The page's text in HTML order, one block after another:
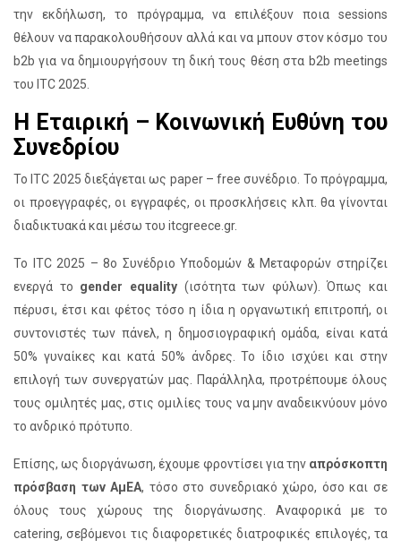
την εκδήλωση, το πρόγραμμα, να επιλέξουν ποια sessions
θέλουν να παρακολουθήσουν αλλά και να μπουν στον κόσμο του
b2b για να δημιουργήσουν τη δική τους θέση στα b2b meetings
του ITC 2025.
Η Εταιρική – Κοινωνική Ευθύνη του
Συνεδρίου
Το ITC 2025 διεξάγεται ως paper – free συνέδριο. Το πρόγραμμα,
οι προεγγραφές, οι εγγραφές, οι προσκλήσεις κλπ. θα γίνονται
διαδικτυακά και μέσω του itcgreece.gr.
Το ITC 2025 – 8ο Συνέδριο Υποδομών & Μεταφορών στηρίζει
ενεργά το gender equality(ισότητα των φύλων). Όπως και
πέρυσι, έτσι και φέτος τόσο η ίδια η οργανωτική επιτροπή, οι
συντονιστές των πάνελ, η δημοσιογραφική ομάδα, είναι κατά
50% γυναίκες και κατά 50% άνδρες. Το ίδιο ισχύει και στην
επιλογή των συνεργατών μας. Παράλληλα, προτρέπουμε όλους
τους ομιλητές μας, στις ομιλίες τους να μην αναδεικνύουν μόνο
το ανδρικό πρότυπο.
Επίσης, ως διοργάνωση, έχουμε φροντίσει για την απρόσκοπτη
πρόσβαση των ΑμΕΑ, τόσο στο συνεδριακό χώρο, όσο και σε
όλους τους χώρους της διοργάνωσης. Αναφορικά με τo
catering, σεβόμενοι τις διαφορετικές διατροφικές επιλογές, τα